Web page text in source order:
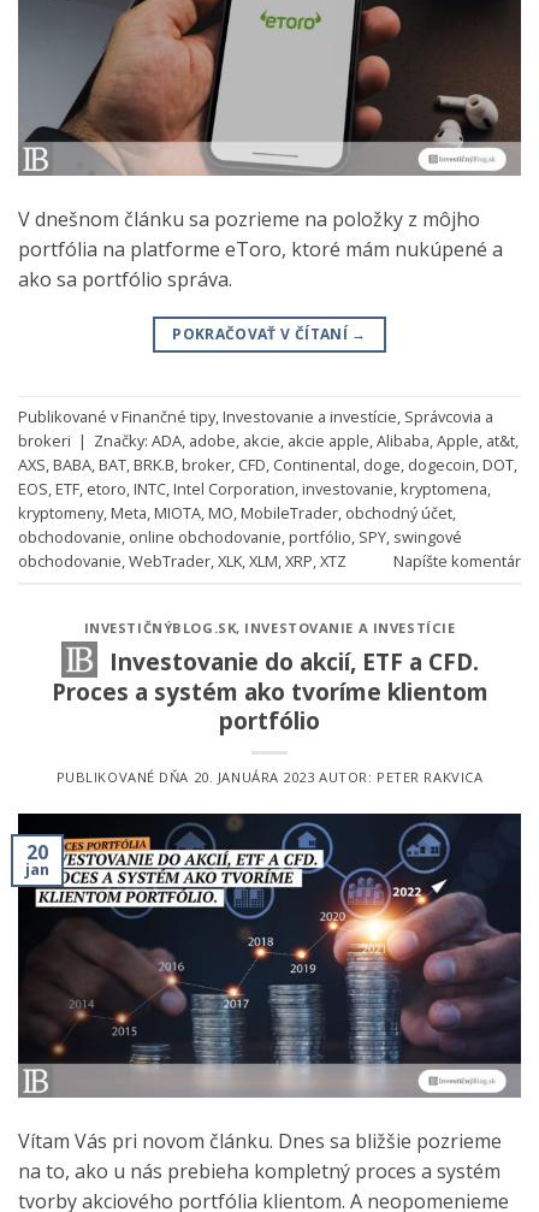
V dnešnom článku sa pozrieme na položky z môjho
portfólia na platforme eToro, ktoré mám nukúpené a
ako sa portfólio správa.
POKRAČOVAŤ V ČÍTANÍ →
Publikované vFinančné tipy,Investovanie a investície, Správcovia a
brokeri | Značky: ADA, adobe, akcie, akcie apple,Alibaba,Apple, at&t,
AXS,BABA,BAT,BRK.B,broker, CFD, Continental, doge, dogecoin,DOT,
EOS,ETF, etoro,INTC,Intel Corporation,investovanie,kryptomena,
kryptomeny,Meta,MIOTA,MO,MobileTrader, obchodný účet,
obchodovanie, online obchodovanie,portfólio, SPY, swingové
obchodovanie,WebTrader,XLK,XLM,XRP,XTZ Napíšte komentár
INVESTIČNÝBLOG.SK, INVESTOVANIE A INVESTÍCIE
Investovanie do akcií, ETF a CFD.
Proces a systém ako tvoríme klientom
portfólio
PUBLIKOVANÉ DŇA 20. JANUÁRA 2023 AUTOR: PETER RAKVICA
20
jan
Vítam Vás pri novom článku. Dnes sa bližšie pozrieme
na to, ako u nás prebieha kompletný proces a systém
tvorby akciového portfólia klientom. A neopomenieme